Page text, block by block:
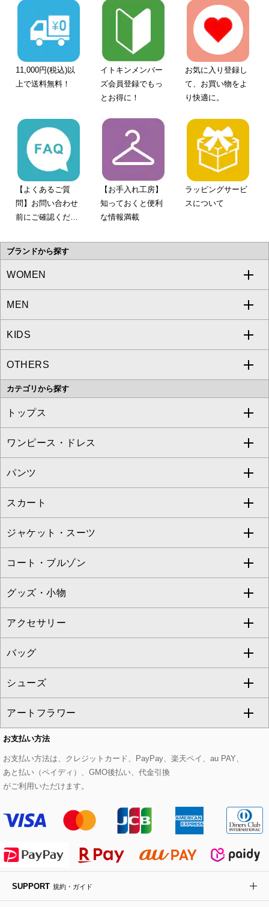
11,000円(税込)以
上で送料無料！
イトキンメンバー
ズ会員登録でもっ
とお得に！
お気に入り登録し
て、お買い物をよ
り快適に。
【よくあるご質
問】お問い合わせ
前にご確認くださ
【お手入れ工房】
知っておくと便利
な情報満載
ラッピングサービ
スについて
ブランドから探す
WOMEN
a.v.v
MICHEL KLEIN
MK MICHEL KLEIN
OFUON le MK
eur3
Maison de CINQ
MK MICHEL KLEIN BAG
re:edition project 165
MEN
a.v.v
MICHEL KLEIN HOMME
MK MICHEL KLEIN HOMME
KIDS
a.v.v
OTHERS
MK MICHEL KLEIN BAG
カテゴリから探す
トップス
すべてのトップス
カットソー・Tシャツ
ブラウス・シャツ
ニット・セーター
カーディガン
アンサンブルセット
ベスト・ジレ
パーカー
タンクトップ・キャミソール
スウェット・ジャージー
その他のトップス
ワンピース・ドレス
すべてのワンピース・ドレス
ワンピース
ドレス
チュニック
ジャンパースカート
その他のワンピース・ドレス
パンツ
すべてのパンツ
フルレングスパンツ
クロップド・半端丈パンツ
ガウチョ・ワイドパンツ
ハーフ・ショート丈パンツ
サロペット・オールインワン
その他のパンツ
スカート
すべてのスカート
ロング・マキシ丈スカート
ひざ丈スカート
ミモレ丈スカート
ショート・ミニ丈スカート
その他のスカート
ジャケット・スーツ
すべてのジャケット・スーツ
テーラードジャケット
ノーカラージャケット
セットアップ
セットアップジャケット
セットアップパンツ
セットアップスカート
セットアップワンピース
コート・ブルゾン
すべてのコート・ブルゾン
トレンチコート
ピーコート
ダッフルコート
チェスターコート
モッズコート
ステンカラーコート
ライダースジャケット
デニムジャケット
ダウンジャケット・コート
グッズ・小物
すべてのグッズ・小物
マスク
ストール・マフラー・スヌード
ベルト・サスペンダー
帽子
ヘアアクセサリー
ハンカチ・バンダナ
手袋
チャーム・ストラップ
アクセサリー
すべてのアクセサリー
ネックレス
ピアス・イヤリング
ブレスレット・バングル
ブローチ・コサージュ
バッグ
すべてのバッグ
トートバッグ
ショルダーバッグ
ボストンバッグ
バックパック・リュック
ボディバッグ・メッセンジャーバッグ
トラベルバッグ
シューズ
すべてのシューズ
パンプス
スニーカー
フラットシューズ
ローファー
ドレスシューズ
アートフラワー
すべてのアートフラワー
ローズ
カサブランカ・カラー
ラナンキュラス
ポプリアレンジ＆フレグランス
お支払い方法
お支払い方法は、クレジットカード、PayPay、楽天ペイ、au PAY、
あと払い（ペイディ）、GMO後払い、代金引換
がご利用いただけます。
SUPPORT 規約・ガイド